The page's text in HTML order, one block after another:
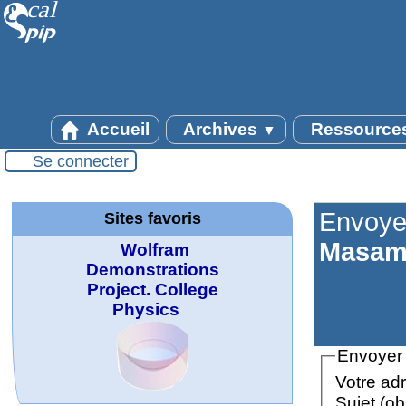
Accueil Archives ▼
Se connecter
Votre
Sites favoris
Wolfram
Demonstrations
Project. College
Physics